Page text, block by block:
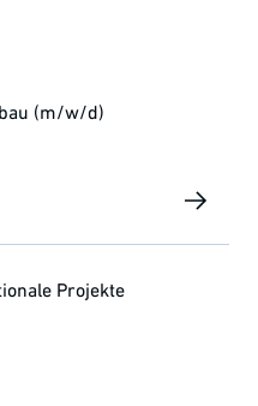
(m/w/d)
Projekte